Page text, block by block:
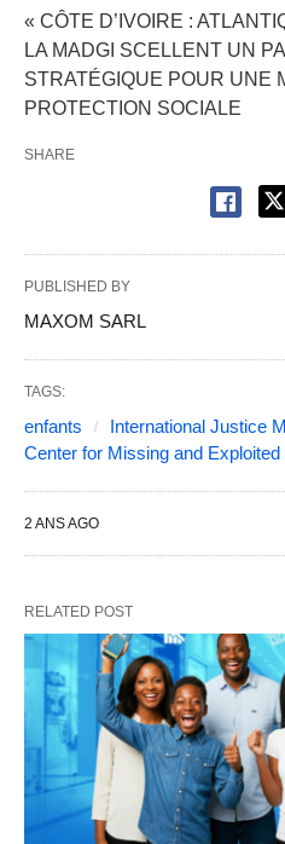
« CÔTE D’IVOIRE :
LA MADGI SCELLENT UN
STRATÉGIQUE POUR UNE
PROTECTION SOCIALE
SHARE
PUBLISHED BY
MAXOM SARL
TAGS:
enfants International Justice
Center for Missing and Exploited
2 ANS AGO
RELATED POST